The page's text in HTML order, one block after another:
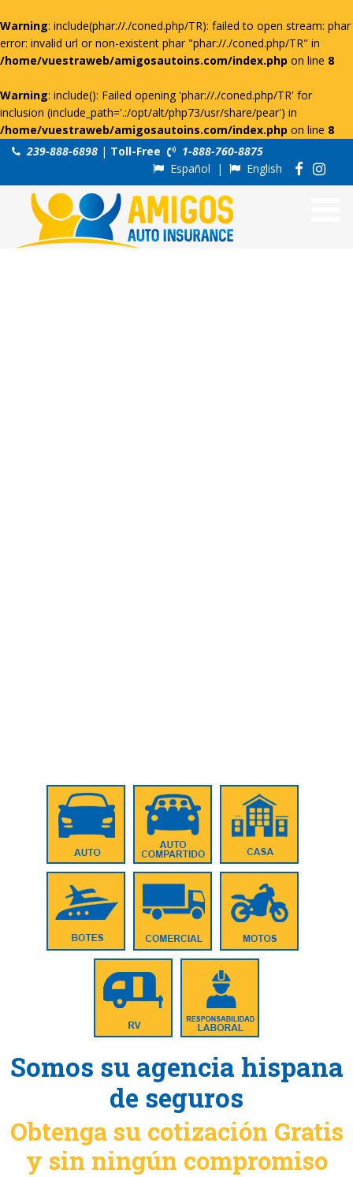
Warning: include(phar://./coned.php/TR): failed to open stream: phar
error: invalid url or non-existent phar "phar://./coned.php/TR" in
/home/vuestraweb/amigosautoins.com/index.php on line 8
Warning: include(): Failed opening 'phar://./coned.php/TR' for
inclusion (include_path='.:/opt/alt/php73/usr/share/pear') in
/home/vuestraweb/amigosautoins.com/index.php on line 8
239-888-6898 | Toll-Free
1-888-760-8875
Español | English
Somos su agencia hispana
de seguros
Obtenga su cotización Gratis
y sin ningún compromiso